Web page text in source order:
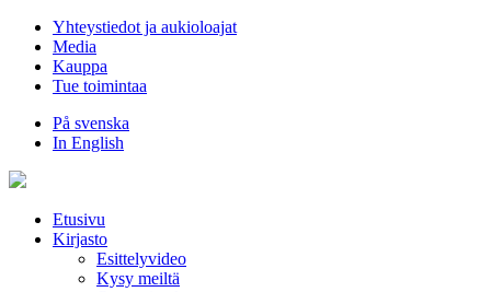
Hyppää
sisältöön
Yhteystiedot ja aukioloajat
Media
Kauppa
Tue toimintaa
På svenska
In English
Etusivu
Kirjasto
Esittelyvideo
Kysy meiltä